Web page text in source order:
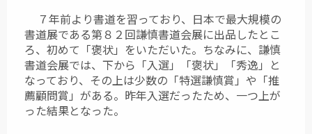
７年前より書道を習っており、日本で最大規模の
書道展である第８２回謙慎書道会展に出品したとこ
ろ、初めて「褒状」をいただいた。ちなみに、謙慎
書道会展では、下から「入選」「褒状」「秀逸」と
なっており、その上は少数の「特選謙慎賞」や「推
薦顧問賞」がある。昨年入選だったため、一つ上が
った結果となった。